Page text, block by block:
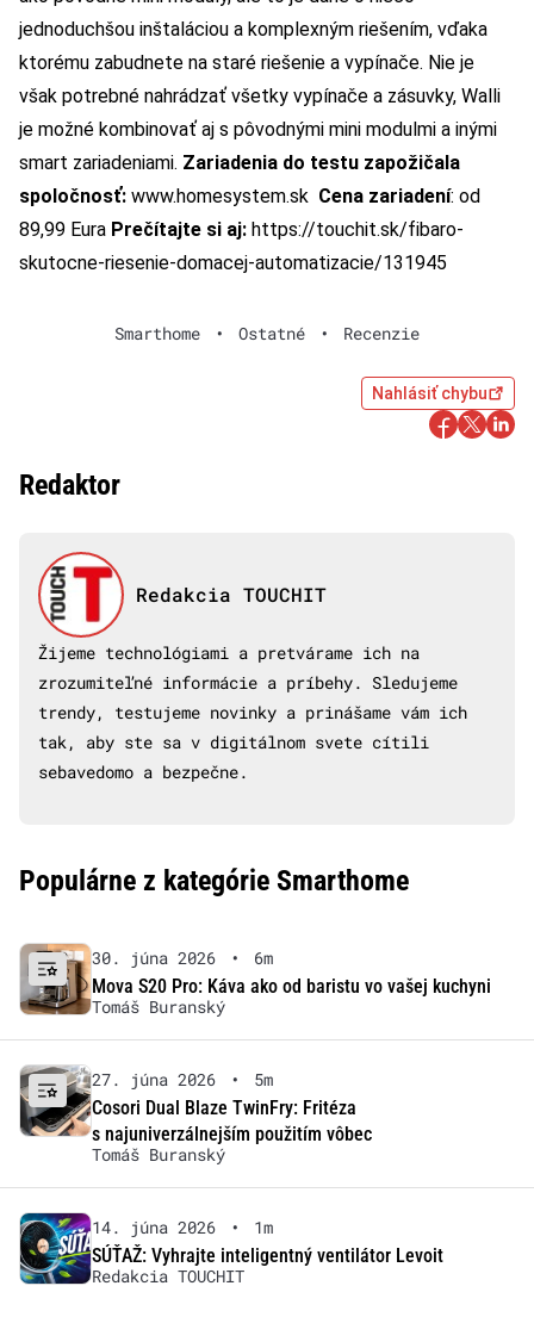
jednoduchšou inštaláciou a komplexným riešením, vďaka
ktorému zabudnete na staré riešenie a vypínače. Nie je
však potrebné nahrádzať všetky vypínače a zásuvky, Walli
je možné kombinovať aj s pôvodnými mini modulmi a inými
smart zariadeniami. Zariadenia do testu zapožičala
spoločnosť: www.homesystem.sk Cena zariadení: od
89,99 Eura Prečítajte si aj: https://touchit.sk/fibaro-
skutocne-riesenie-domacej-automatizacie/131945
Smarthome • Ostatné • Recenzie
Nahlásiť chybu
Redaktor
Redakcia TOUCHIT
Žijeme technológiami a pretvárame ich na
zrozumiteľné informácie a príbehy. Sledujeme
trendy, testujeme novinky a prinášame vám ich
tak, aby ste sa v digitálnom svete cítili
sebavedomo a bezpečne.
Populárne z kategórie Smarthome
30. júna 2026 •
6m
Mova S20 Pro: Káva ako od baristu vo vašej kuchyni
Tomáš Buranský
27. júna 2026 •
5m
Cosori Dual Blaze TwinFry: Fritéza
s najuniverzálnejším použitím vôbec
Tomáš Buranský
14. júna 2026 •
1m
SÚŤAŽ: Vyhrajte inteligentný ventilátor Levoit
Redakcia TOUCHIT